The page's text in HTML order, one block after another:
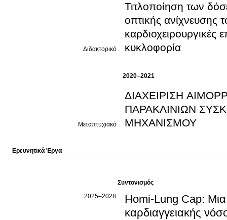
Διδακτορικό
Τιτλοποίηση των
οπτικής ανίχνευσης
καρδιοχειρουργικές
κυκλοφορία
2020–2021
Μεταπτυχιακό
ΔΙΑΧΕΙΡΙΣΗ
ΠΑΡΑΚΛΙΝΙΩΝ
ΜΗΧΑΝΙΣΜΟΥ
Ερευνητικά Έργα
Συντονισμός
2025–2028
Homi-Lung Cap: Μια
καρδιαγγειακής